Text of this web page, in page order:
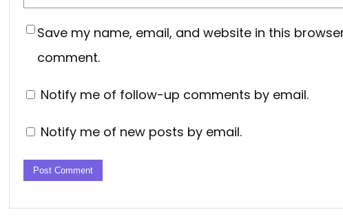
Save my name, email, and website in this
comment.
Notify me of follow-up comments by email.
Notify me of new posts by email.